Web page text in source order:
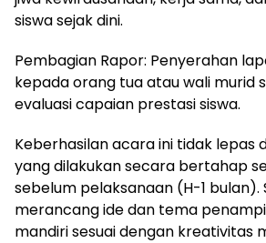
siswa sejak dini.
Pembagian Rapor: Penyerahan
kepada orang tua atau wali murid
evaluasi capaian prestasi siswa.
Keberhasilan acara ini tidak lepas
yang dilakukan secara bertahap
sebelum pelaksanaan (H-1 bulan).
merancang ide dan tema
mandiri sesuai dengan kreativitas